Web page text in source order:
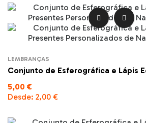
 
LEMBRANÇAS
Conjunto de Esferográfica e Lápis
5,00 €
Desde: 2,00 €